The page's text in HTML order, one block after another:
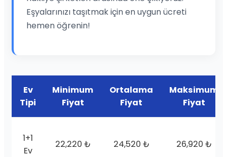
Eşyalarınızı taşıtmak için en uygun ücreti
hemen öğrenin!
Ev
Tipi
Minimum
Fiyat
Ortalama
Fiyat
Maksimum
Fiyat
1+1
Ev
22,220 ₺ 24,520 ₺ 26,920 ₺